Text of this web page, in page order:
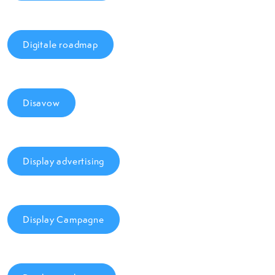
Digitale roadmap
Disavow
Display advertising
Display Campagne